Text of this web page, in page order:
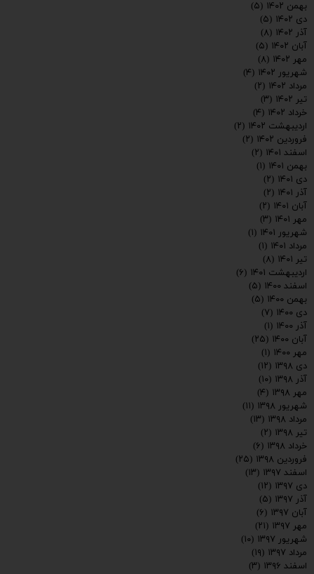
ارسال
بهمن ۱۴۰۲
(۵)
دی ۱۴۰۲
(۵)
آذر ۱۴۰۲
(۸)
آبان ۱۴۰۲
(۵)
مهر ۱۴۰۲
(۸)
شهریور ۱۴۰۲
(۴)
مرداد ۱۴۰۲
(۲)
تیر ۱۴۰۲
(۳)
خرداد ۱۴۰۲
(۴)
اردیبهشت ۱۴۰۲
(۲)
فروردین ۱۴۰۲
(۲)
اسفند ۱۴۰۱
(۲)
بهمن ۱۴۰۱
(۱)
دی ۱۴۰۱
(۲)
آذر ۱۴۰۱
(۲)
آبان ۱۴۰۱
(۲)
مهر ۱۴۰۱
(۳)
شهریور ۱۴۰۱
(۱)
مرداد ۱۴۰۱
(۱)
تیر ۱۴۰۱
(۸)
اردیبهشت ۱۴۰۱
(۶)
اسفند ۱۴۰۰
(۵)
بهمن ۱۴۰۰
(۵)
دی ۱۴۰۰
(۷)
آذر ۱۴۰۰
(۱)
آبان ۱۴۰۰
(۲۵)
مهر ۱۴۰۰
(۱)
دی ۱۳۹۸
(۱۲)
آذر ۱۳۹۸
(۱۰)
مهر ۱۳۹۸
(۴)
شهریور ۱۳۹۸
(۱۱)
مرداد ۱۳۹۸
(۱۳)
تیر ۱۳۹۸
(۲)
خرداد ۱۳۹۸
(۶)
فروردین ۱۳۹۸
(۲۵)
اسفند ۱۳۹۷
(۱۳)
دی ۱۳۹۷
(۱۲)
آذر ۱۳۹۷
(۵)
آبان ۱۳۹۷
(۶)
مهر ۱۳۹۷
(۲۱)
شهریور ۱۳۹۷
(۱۰)
مرداد ۱۳۹۷
(۱۹)
اسفند ۱۳۹۶
(۳)